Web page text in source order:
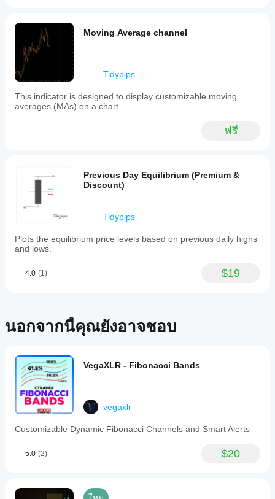
Moving Average channel
Tidypips
This indicator is designed to display customizable moving
averages (MAs) on a chart.
ฟรี
Previous Day Equilibrium (Premium &
Discount)
Tidypips
Plots the equilibrium price levels based on previous daily highs
and lows.
4.0 (1) $19
นอกจากนี้คุณยังอาจชอบ
VegaXLR - Fibonacci Bands
vegaxlr
Customizable Dynamic Fibonacci Channels and Smart Alerts
5.0 (2) $20